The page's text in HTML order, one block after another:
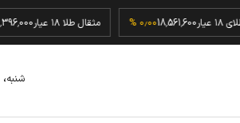
گرم طلای ۱۸ عیار 18,561,600۰٫۰۰ % مثقال طلا ۱۸ عیار
شنبه،